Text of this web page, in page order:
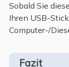
Sobald Sie
Ihren USB-
Computer-/
Fazit